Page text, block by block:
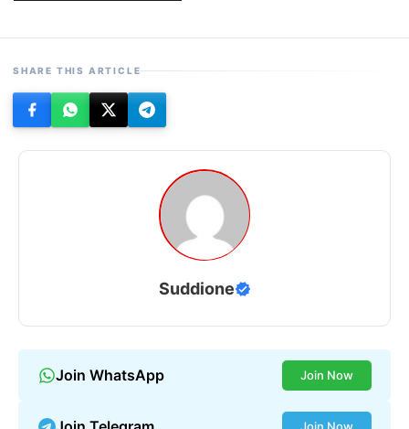
SHARE THIS ARTICLE
Suddione
Join WhatsApp Join Now
Join Now